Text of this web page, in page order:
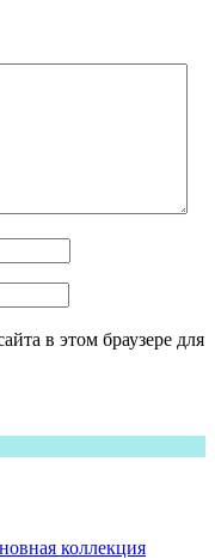
в этом браузере для
коллекция